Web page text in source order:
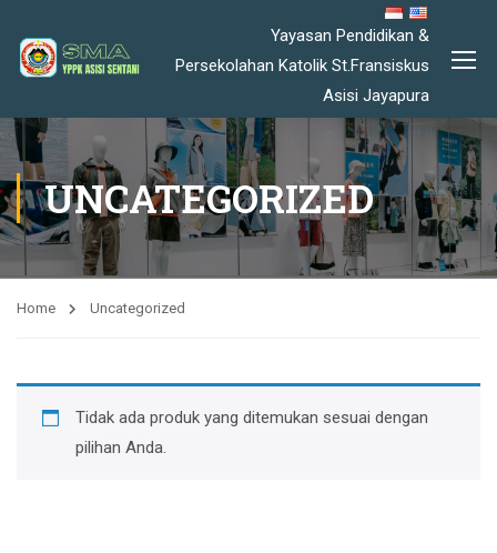
Yayasan Pendidikan &
Persekolahan Katolik St.Fransiskus
Asisi Jayapura
UNCATEGORIZED
Home Uncategorized
Tidak ada produk yang ditemukan sesuai dengan
pilihan Anda.